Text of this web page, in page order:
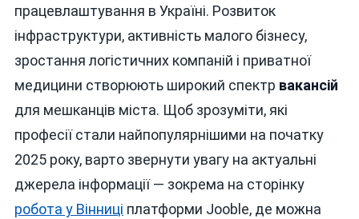
Jooble
2025
працевлаштування в Україні. Розвиток
інфраструктури, активність малого бізнесу,
зростання логістичних компаній і приватної
медицини створюють широкий спектр вакансій
для мешканців міста. Щоб зрозуміти, які
професії стали найпопулярнішими на початку
2025 року, варто звернути увагу на актуальні
джерела інформації — зокрема на сторінку
робота у Вінниці платформи Jooble, де можна